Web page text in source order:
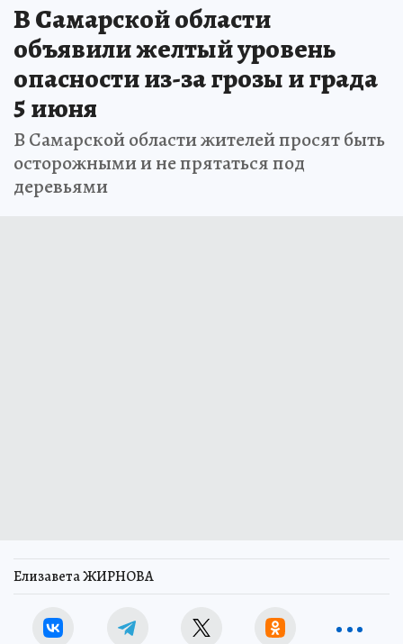
В Самарской области
объявили желтый уровень
опасности из-за грозы и града
5 июня
В Самарской области жителей просят быть
осторожными и не прятаться под
деревьями
Елизавета ЖИРНОВА